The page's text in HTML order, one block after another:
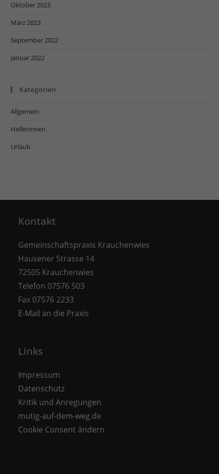
Oktober 2023
März 2023
September 2022
Januar 2022
Kategorien
Allgemein
HelferInnen
Urlaub
Kontakt
Gemeinschaftspraxis Krauchenwies
Hausener Strasse 14
72505 Krauchenwies
Telefon 07576 503
Fax 07576 2233
E-Mail an die Praxis
Links
Impressum
Datenschutz
Kritik und Anregungen
mutig-auf-dem-weg.de
Cookie Consent ändern